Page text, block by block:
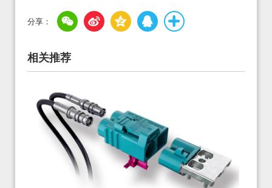
相关推荐